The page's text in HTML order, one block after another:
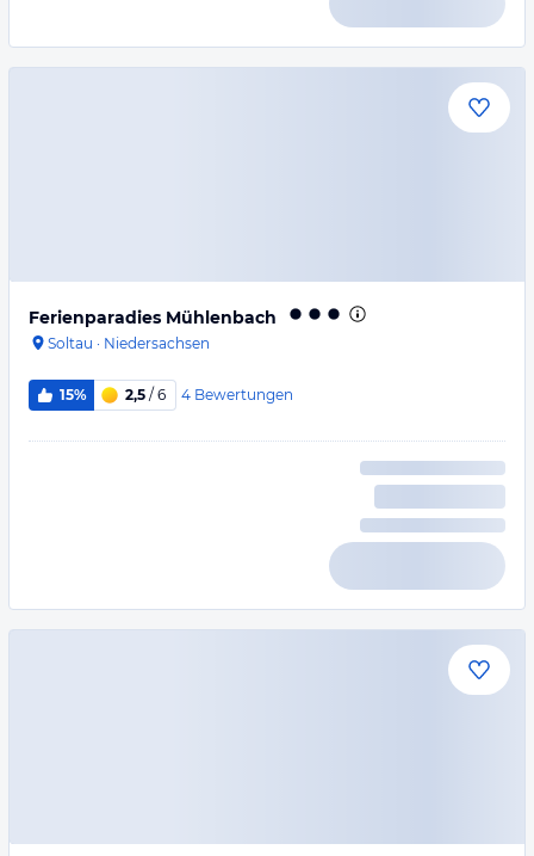
Ferienparadies Mühlenbach
Soltau · Niedersachsen
15% 2,5 / 6 4 Bewertungen